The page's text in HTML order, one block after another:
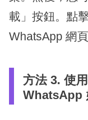
載」按鈕。點
WhatsApp 網
方法 3. 使
WhatsApp